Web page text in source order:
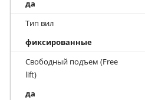
да
Тип вил
фиксированные
Свободный подъем (Free
lift)
да